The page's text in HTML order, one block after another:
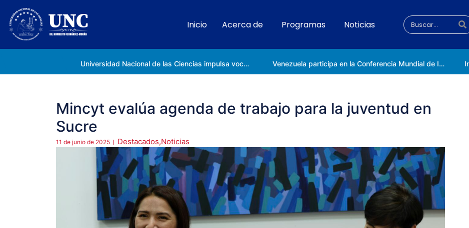
Inicio Acerca de Programas Noticias
Universidad Nacional de las Ciencias impulsa vocaciones científicas en la Expoferia de Oportunidades de Estudio 2026 Venezuela participa en la Conferencia Mundial de Inteligencia Artificial en Shanghái
Mincyt evalúa agenda de trabajo para la juventud en
Sucre
11 de junio de 2025 Destacados,Noticias